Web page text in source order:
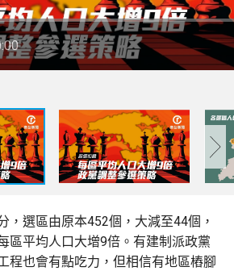
，選區由原本452個，大減至44個，
區平均人口大增9倍。有建制派政黨
程也會有點吃力，但相信有地區樁腳